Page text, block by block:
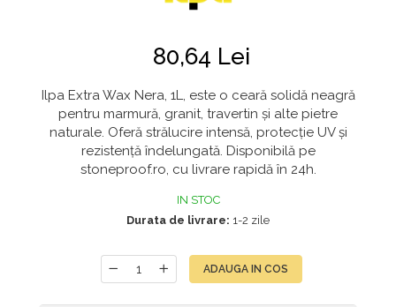
80,64 Lei
Ilpa Extra Wax Nera, 1L, este o ceară solidă neagră
pentru marmură, granit, travertin și alte pietre
naturale. Oferă strălucire intensă, protecție UV și
rezistență îndelungată. Disponibilă pe
stoneproof.ro, cu livrare rapidă în 24h.
IN STOC
Durata de livrare: 1-2 zile
ADAUGA IN COS